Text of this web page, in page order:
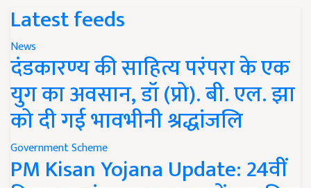
Latest feeds
News
दंडकारण्य की साहित्य परंपरा के एक
युग का अवसान, डॉ (प्रो). बी. एल. झा
को दी गई भावभीनी श्रद्धांजलि
Government Scheme
PM Kisan Yojana Update: 24वीं